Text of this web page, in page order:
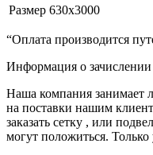
Размер 630х3000
“Оплата производится
Информация о
Наша компания занимает
на поставки нашим
заказать сетку , или
могут положиться. Только